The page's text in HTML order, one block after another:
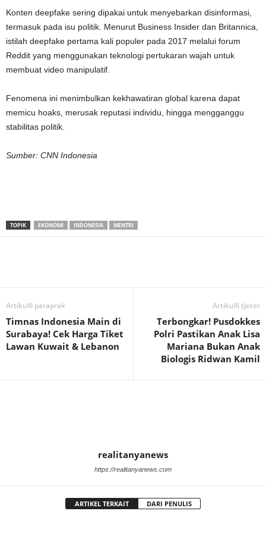
Konten deepfake sering dipakai untuk menyebarkan disinformasi,
termasuk pada isu politik. Menurut Business Insider dan Britannica,
istilah deepfake pertama kali populer pada 2017 melalui forum
Reddit yang menggunakan teknologi pertukaran wajah untuk
membuat video manipulatif.
Fenomena ini menimbulkan kekhawatiran global karena dapat
memicu hoaks, merusak reputasi individu, hingga mengganggu
stabilitas politik.
Sumber: CNN Indonesia
TOPIK EKONOMI INDONESIA MENTRI
Artikulli paraprak
Timnas Indonesia Main di
Surabaya! Cek Harga Tiket
Lawan Kuwait & Lebanon
Artikulli tjetër
Terbongkar! Pusdokkes
Polri Pastikan Anak Lisa
Mariana Bukan Anak
Biologis Ridwan Kamil
realitanyanews
https://realitanyanews.com
ARTIKEL TERKAIT DARI PENULIS